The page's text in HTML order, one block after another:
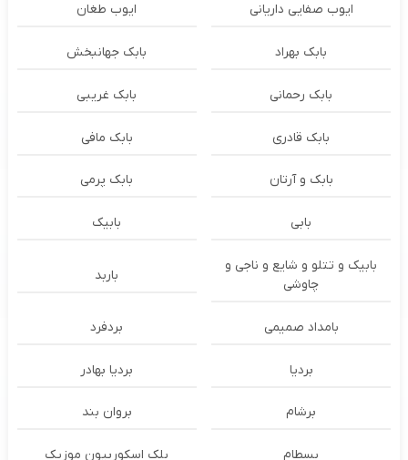
ایوب صفایی داریانی ایوب طغان
بابک بهراد بابک جهانبخش
بابک رحمانی بابک غریبی
بابک قادری بابک مافی
بابک و آرتان بابک پرمی
بابی بابیک
بابیک و تتلو و شایع و ناجی و
چاوشی
باربد
بامداد صمیمی بردفرد
بردیا بردیا بهادر
برشام بروان بند
بسطام بلک اسکورپیون موزیک